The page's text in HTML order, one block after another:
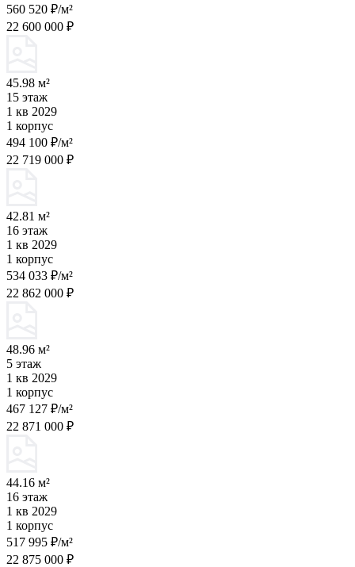
560 520 ₽/м²
22 600 000 ₽
45.98 м²
15 этаж
1 кв 2029
1 корпус
494 100 ₽/м²
22 719 000 ₽
42.81 м²
16 этаж
1 кв 2029
1 корпус
534 033 ₽/м²
22 862 000 ₽
48.96 м²
5 этаж
1 кв 2029
1 корпус
467 127 ₽/м²
22 871 000 ₽
44.16 м²
16 этаж
1 кв 2029
1 корпус
517 995 ₽/м²
22 875 000 ₽